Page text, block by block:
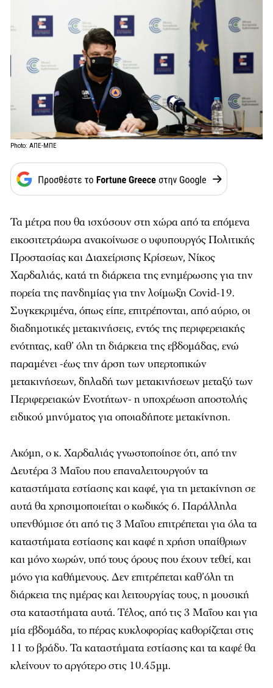
Photo: ΑΠΕ-ΜΠΕ
Τα μέτρα που θα ισχύσουν στη χώρα από τα επόμενα
εικοσιτετράωρα ανακοίνωσε ο υφυπουργός Πολιτικής
Προστασίας και Διαχείρισης Κρίσεων, Νίκος
Χαρδαλιάς, κατά τη διάρκεια της ενημέρωσης για την
πορεία της πανδημίας για την λοίμωξη Covid-19.
Συγκεκριμένα, όπως είπε, επιτρέπονται, από αύριο, οι
διαδημοτικές μετακινήσεις, εντός της περιφερειακής
ενότητας, καθ’ όλη τη διάρκεια της εβδομάδας, ενώ
παραμένει -έως την άρση των υπερτοπικών
μετακινήσεων, δηλαδή των μετακινήσεων μεταξύ των
Περιφερειακών Ενοτήτων- η υποχρέωση αποστολής
ειδικού μηνύματος για οποιαδήποτε μετακίνηση.
Ακόμη, ο κ. Χαρδαλιάς γνωστοποίησε ότι, από την
Δευτέρα 3 Μαΐου που επαναλειτουργούν τα
καταστήματα εστίασης και καφέ, για τη μετακίνηση σε
αυτά θα χρησιμοποιείται ο κωδικός 6. Παράλληλα
υπενθύμισε ότι από τις 3 Μαΐου επιτρέπεται για όλα τα
καταστήματα εστίασης και καφέ η χρήση υπαίθριων
και μόνο χωρών, υπό τους όρους που έχουν τεθεί, και
μόνο για καθήμενους. Δεν επιτρέπεται καθ’όλη τη
διάρκεια της ημέρας και λειτουργίας τους, η μουσική
στα καταστήματα αυτά. Τέλος, από τις 3 Μαΐου και για
μία εβδομάδα, το πέρας κυκλοφορίας καθορίζεται στις
11 το βράδυ. Τα καταστήματα εστίασης και τα καφέ θα
κλείνουν το αργότερο στις 10.45μμ.